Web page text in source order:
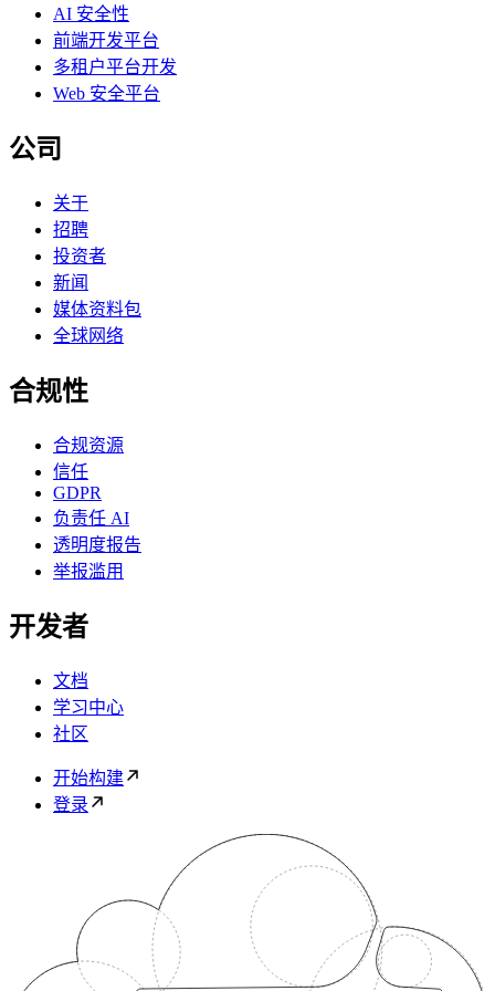
AI 安全性
前端开发平台
多租户平台开发
Web 安全平台
公司
关于
招聘
投资者
新闻
媒体资料包
全球网络
合规性
合规资源
信任
GDPR
负责任 AI
透明度报告
举报滥用
开发者
文档
学习中心
社区
开始构建
登录